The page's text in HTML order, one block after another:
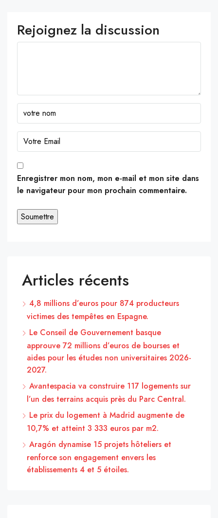
Rejoignez la discussion
Enregistrer mon nom, mon e-mail et mon site dans
le navigateur pour mon prochain commentaire.
Articles récents
4,8 millions d’euros pour 874 producteurs
victimes des tempêtes en Espagne.
Le Conseil de Gouvernement basque
approuve 72 millions d’euros de bourses et
aides pour les études non universitaires 2026-
2027.
Avantespacia va construire 117 logements sur
l’un des terrains acquis près du Parc Central.
Le prix du logement à Madrid augmente de
10,7% et atteint 3 333 euros par m2.
Aragón dynamise 15 projets hôteliers et
renforce son engagement envers les
établissements 4 et 5 étoiles.